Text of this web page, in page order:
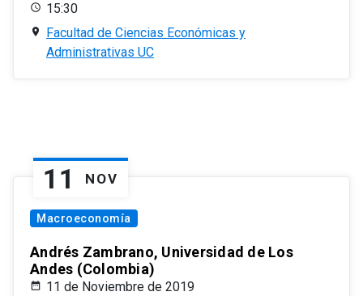
15:30
Facultad de Ciencias Económicas y
Administrativas UC
11 NOV
Macroeconomía
Andrés Zambrano, Universidad de Los
Andes (Colombia)
11 de Noviembre de 2019